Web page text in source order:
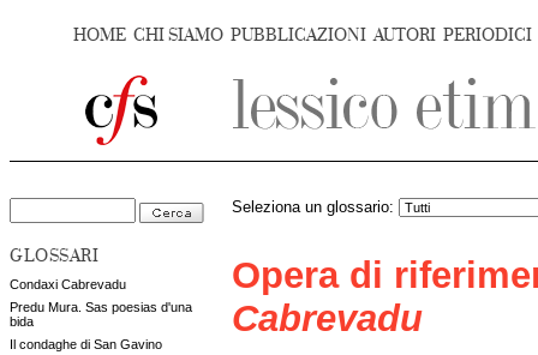
HOME CHI SIAMO PUBBLICAZIONI AUTORI PERIODICI
GLOSSARI
Condaxi Cabrevadu
Predu Mura. Sas poesias d'una
bida
Il condaghe di San Gavino
Seleziona un glossario:
Opera di
Cabrevadu